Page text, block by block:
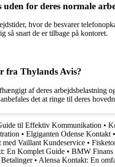
for deres normale
hvor de besvarer
så snart de er tilbage på kontoret.
fra Thylands Avis?
af deres arbejdsbelastning
det at ringe til deres
til Effektiv Kommunikation •
• Elgiganten Odense Kontakt •
Vaillant Kundeservice •
En Komplet Guide • BMW Finans
• Alensa Kontakt: En